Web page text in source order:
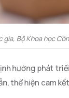
Bộ Khoa học
hướng phát
thể hiện cam